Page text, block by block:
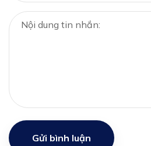
Gửi bình luận